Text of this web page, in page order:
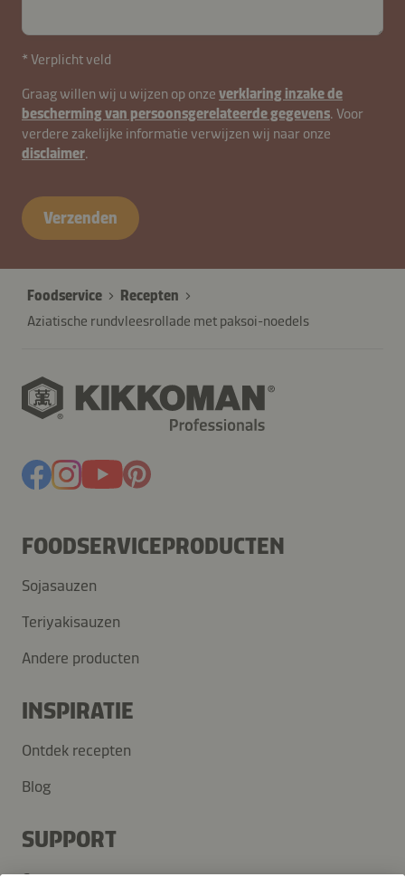
* Verplicht veld
Graag willen wij u wijzen op onze verklaring inzake de
bescherming van persoonsgerelateerde gegevens. Voor
verdere zakelijke informatie verwijzen wij naar onze
disclaimer.
Verzenden
Foodservice
Recepten
Aziatische rundvleesrollade met paksoi-noedels
FOODSERVICEPRODUCTEN
Sojasauzen
Teriyakisauzen
Andere producten
INSPIRATIE
Ontdek recepten
Blog
SUPPORT